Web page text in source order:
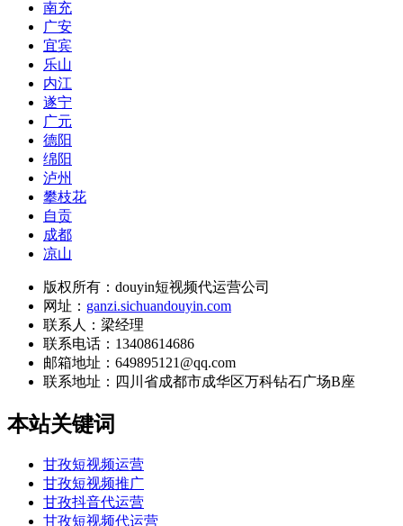
南充
广安
宜宾
乐山
内江
遂宁
广元
德阳
绵阳
泸州
攀枝花
自贡
成都
凉山
版权所有：douyin短视频代运营公司
网址： ganzi.sichuandouyin.com
联系人：梁经理
联系电话：13408614686
邮箱地址：649895121@qq.com
联系地址： 四川省成都市成华区万科钻石广场B座
本站关键词
甘孜短视频运营
甘孜短视频推广
甘孜抖音代运营
甘孜短视频代运营